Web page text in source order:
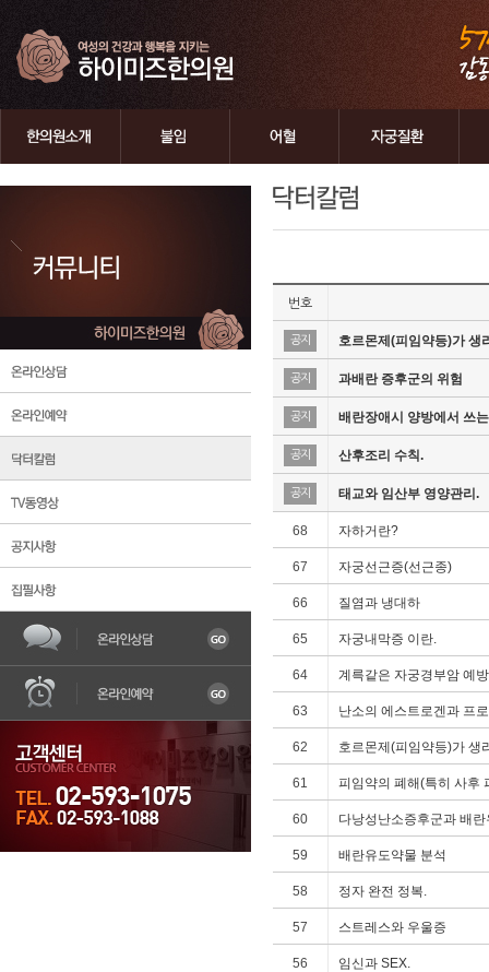
한의원소개 자궁질환 조기
번호
공지 호르몬제(피임약등)가 생
공지 과배란 증후군의 위험
공지 배란장애시 양방에서 쓰
공지 산후조리 수칙.
공지 태교와 임산부 영양관리.
68 자하거란?
67 자궁선근증(선근종)
66 질염과 냉대하
65 자궁내막증 이란.
64 계륵같은 자궁경부암 예
63 난소의 에스트로겐과 프
62 호르몬제(피임약등)가 생
61 피임약의 폐해(특히 사후
60 다낭성난소증후군과 배란
59 배란유도약물 분석
58 정자 완전 정복.
57 스트레스와 우울증
56 임신과 SEX.